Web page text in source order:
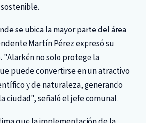
se ubica la mayor parte del área
Martín Pérez expresó su
"Alarkén no solo protege la
puede convertirse en un atractivo
y de naturaleza, generando
ciudad", señaló el jefe comunal.